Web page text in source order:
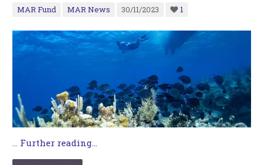
MAR Fund MAR News 30/11/2023 1
… Further reading...